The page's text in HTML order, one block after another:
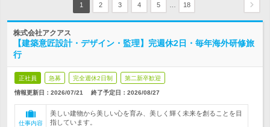
1 2 3 4 5 18
株式会社アクアス
【建築意匠設計・デザイン・監理】完週休2日・毎年海外研修旅
行
正社員 急募 完全週休2日制 第二新卒歓迎
情報更新日：2026/07/21 終了予定日： 2026/08/27
仕事内容
美しい建物から美しい心を育み、美しく輝く未来を創ることを目
指しています。